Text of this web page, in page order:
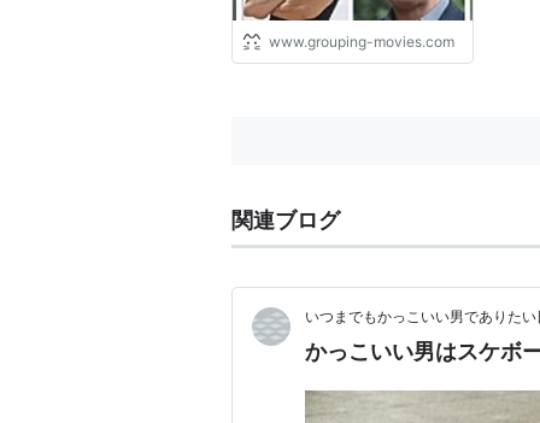
www.grouping-movies.com
関連ブログ
いつまでもかっこいい男でありたい
かっこいい男はスケボ